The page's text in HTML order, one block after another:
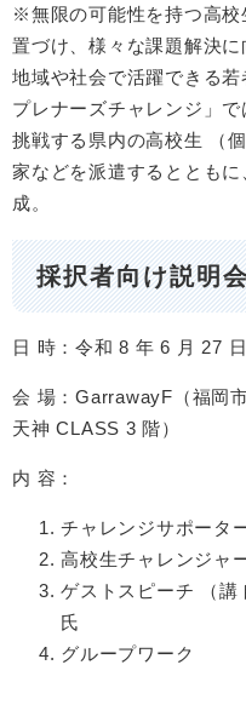
※無限の可能性を持つ高校
置づけ、様々な課題解決に
地域や社会で活躍できる
プレナーズチャレンジ」
挑戦する県内の高校生 （
家などを派遣するととも
成。
採択者向け説明
日 時：令和 8 年 6 月 27
会 場：GarrawayF（福岡
天神 CLASS 3 階）
内 容：
チャレンジサポータ
高校生チャレンジャ
ゲストスピーチ （
氏
グループワーク